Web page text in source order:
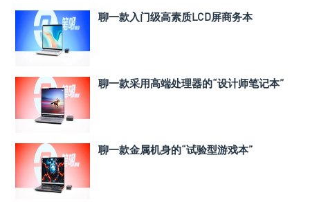
聊一款入门级高素质LCD屏商务本
聊一款采用高端处理器的“设计师笔记本”
聊一款金属机身的“试验型游戏本”